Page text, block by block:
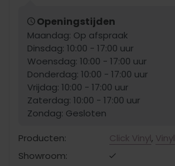
Openingstijden
Maandag: Op afspraak
Dinsdag: 10:00 - 17:00 uur
Woensdag: 10:00 - 17:00 uur
Donderdag: 10:00 - 17:00 uur
Vrijdag: 10:00 - 17:00 uur
Zaterdag: 10:00 - 17:00 uur
Zondag: Gesloten
Producten:
Click Vinyl, Vinyl
Showroom: